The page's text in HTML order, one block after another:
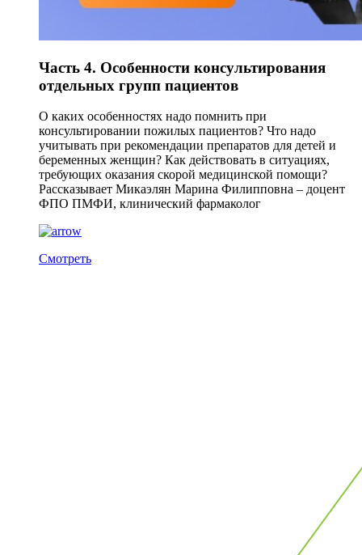
Часть 4. Особенности консультирования
отдельных групп пациентов
О каких особенностях надо помнить при
консультировании пожилых пациентов? Что надо
учитывать при рекомендации препаратов для детей и
беременных женщин? Как действовать в ситуациях,
требующих оказания скорой медицинской помощи?
Рассказывает Микаэлян Марина Филипповна – доцент
ФПО ПМФИ, клинический фармаколог
Смотреть